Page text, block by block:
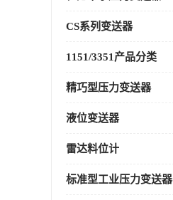
CS系列变送器
1151/3351产品分类
精巧型压力变送器
液位变送器
雷达料位计
标准型工业压力变送器